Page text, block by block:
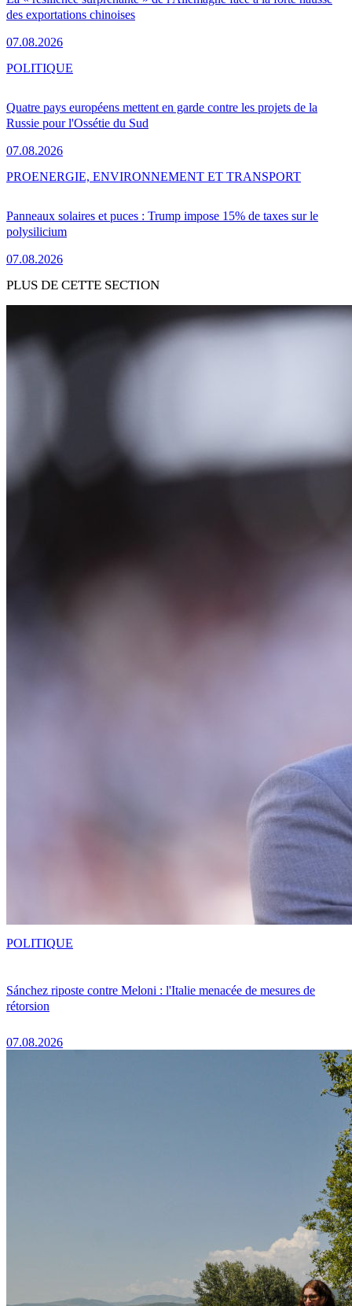
des exportations chinoises
07.08.2026
Quatre pays européens mettent en garde contre les projets de la
Russie pour l'Ossétie du Sud
07.08.2026
POLITIQUE
Panneaux solaires et puces : Trump impose 15% de taxes sur le
polysilicium
07.08.2026
PROENERGIE, ENVIRONNEMENT ET TRANSPORT
PLUS DE CETTE SECTION
Sánchez riposte contre Meloni : l'Italie menacée de mesures de
rétorsion
07.08.2026
POLITIQUE